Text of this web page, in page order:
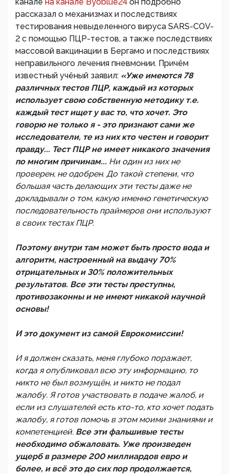
рассказал о механизмах и последствиях
тестирования невыделенного вируса SARS-COV-
2 с помощью ПЦР-тестов, а также последствиях
массовой вакцинации в Бергамо и последствиях
неправильного лечения пневмонии. Причём
известный учёный заявил: «Уже имеются 78
различных тестов ПЦР, каждый из которых
использует свою собственную методику т.е.
каждый тест ищет у вас то, что хочет. Это
говорю не только я - это признают сами же
исследователи, те из них кто честен и говорит
правду... Тест ПЦР не имеет никакого значения
по многим причинам... Ни один из них не
проверен, не одобрен. До такой степени, что
большая часть делающих эти тесты даже не
докладывали о том, какую именно генетическую
последовательность праймеров они используют
в своих тестах ПЦР.
Поэтому внутри там может быть просто вода и
алгоритм, настроенный на выдачу 70%
отрицательных и 30% положительных
результатов. Все эти тесты преступны,
противозаконны и не имеют никакой научной
основы!
И это документ из самой Еврокомиссии!
И я должен сказать, меня глубоко поражает,
когда я опубликовал всю эту информацию, то
никто не был возмущён, и никто не подал
жалобу. Я готов участвовать в подаче жалоб, и
если из слушателей есть кто-то, кто хочет подать
жалобу, я готов помочь в этом моими знаниями и
компетенцией. Все эти фальшивые тесты
необходимо обжаловать. Уже произведен
ущерб в размере 200 миллиардов евро и
более, и всё это до сих пор продолжается,